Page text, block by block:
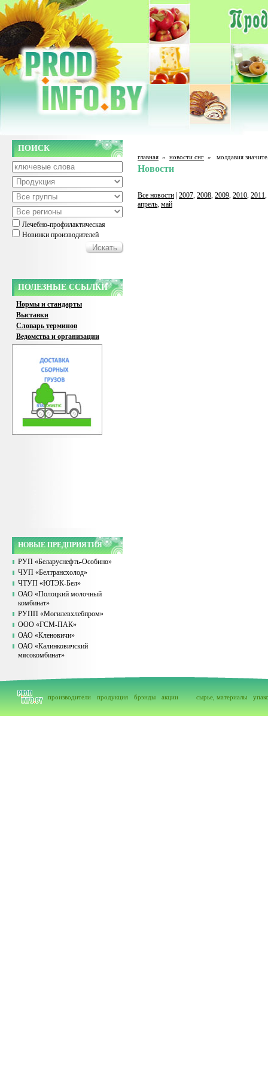
ПОИСК
Лечебно-профилактическая
Новинки производителей
ПОЛЕЗНЫЕ ССЫЛКИ
Нормы и стандарты
Выставки
Словарь терминов
Ведомства и организации
НОВЫЕ ПРЕДПРИЯТИЯ
РУП «Беларуснефть-Особино»
ЧУП «Белтрансхолод»
ЧТУП «ЮТЭК-Бел»
ОАО «Полоцкий молочный
комбинат»
РУПП «Могилевхлебпром»
ООО «ГСМ-ПАК»
ОАО «Кленовичи»
ОАО «Калинковичский
мясокомбинат»
главная » новости снг » молдавия
Новости
Все новости 2007, 2008, 2009, 2010, 2011,
апрель, май
производители продукция брэнды акции сырье, материалы